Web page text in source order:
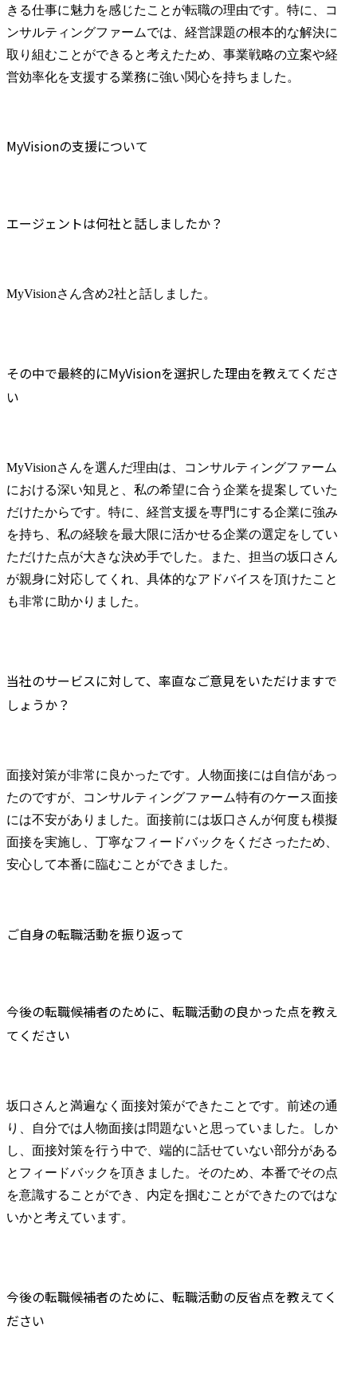
きる仕事に魅力を感じたことが転職の理由です。特に、コ
ンサルティングファームでは、経営課題の根本的な解決に
取り組むことができると考えたため、事業戦略の立案や経
営効率化を支援する業務に強い関心を持ちました。
MyVisionの支援について
エージェントは何社と話しましたか？
MyVisionさん含め2社と話しました。
その中で最終的にMyVisionを選択した理由を教えてくださ
い
MyVisionさんを選んだ理由は、コンサルティングファーム
における深い知見と、私の希望に合う企業を提案していた
だけたからです。特に、経営支援を専門にする企業に強み
を持ち、私の経験を最大限に活かせる企業の選定をしてい
ただけた点が大きな決め手でした。また、担当の坂口さん
が親身に対応してくれ、具体的なアドバイスを頂けたこと
も非常に助かりました。
当社のサービスに対して、率直なご意見をいただけますで
しょうか？
面接対策が非常に良かったです。人物面接には自信があっ
たのですが、コンサルティングファーム特有のケース面接
には不安がありました。面接前には坂口さんが何度も模擬
面接を実施し、丁寧なフィードバックをくださったため、
安心して本番に臨むことができました。
ご自身の転職活動を振り返って
今後の転職候補者のために、転職活動の良かった点を教え
てください
坂口さんと満遍なく面接対策ができたことです。前述の通
り、自分では人物面接は問題ないと思っていました。しか
し、面接対策を行う中で、端的に話せていない部分がある
とフィードバックを頂きました。そのため、本番でその点
を意識することができ、内定を掴むことができたのではな
いかと考えています。
今後の転職候補者のために、転職活動の反省点を教えてく
ださい